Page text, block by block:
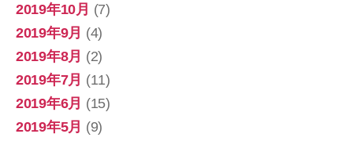
2019年10月 (7)
2019年9月 (4)
2019年8月 (2)
2019年7月 (11)
2019年6月 (15)
2019年5月 (9)